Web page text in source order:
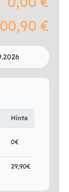
€
Hinta
0€
29,90€